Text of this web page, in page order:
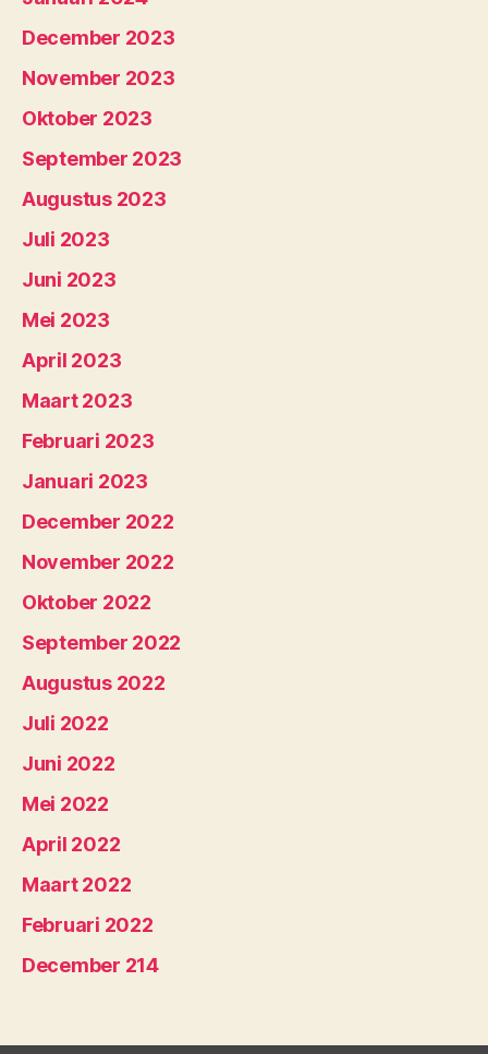
December 2023
November 2023
Oktober 2023
September 2023
Augustus 2023
Juli 2023
Juni 2023
Mei 2023
April 2023
Maart 2023
Februari 2023
Januari 2023
December 2022
November 2022
Oktober 2022
September 2022
Augustus 2022
Juli 2022
Juni 2022
Mei 2022
April 2022
Maart 2022
Februari 2022
December 214